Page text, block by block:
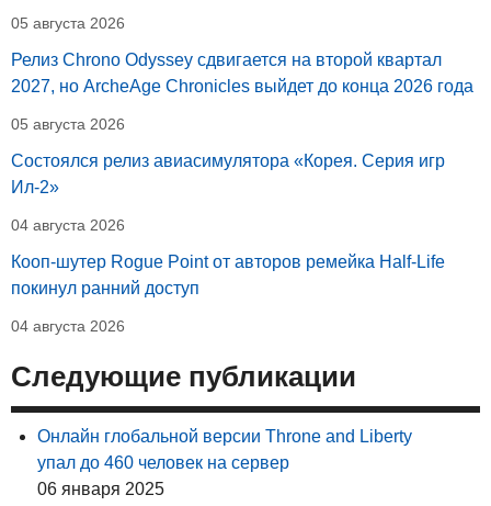
05 августа 2026
Релиз Chrono Odyssey сдвигается на второй квартал
2027, но ArcheAge Chronicles выйдет до конца 2026 года
05 августа 2026
Состоялся релиз авиасимулятора «Корея. Серия игр
Ил-2»
04 августа 2026
Кооп-шутер Rogue Point от авторов ремейка Half-Life
покинул ранний доступ
04 августа 2026
Следующие публикации
Онлайн глобальной версии Throne and Liberty
упал до 460 человек на сервер
06 января 2025